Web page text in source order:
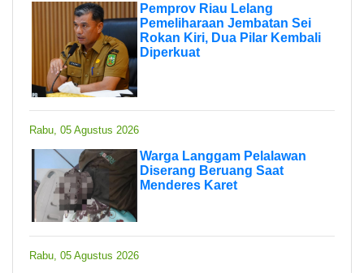
Pemprov Riau Lelang
Pemeliharaan Jembatan Sei
Rokan Kiri, Dua Pilar Kembali
Diperkuat
Rabu, 05 Agustus 2026
Warga Langgam Pelalawan
Diserang Beruang Saat
Menderes Karet
Rabu, 05 Agustus 2026